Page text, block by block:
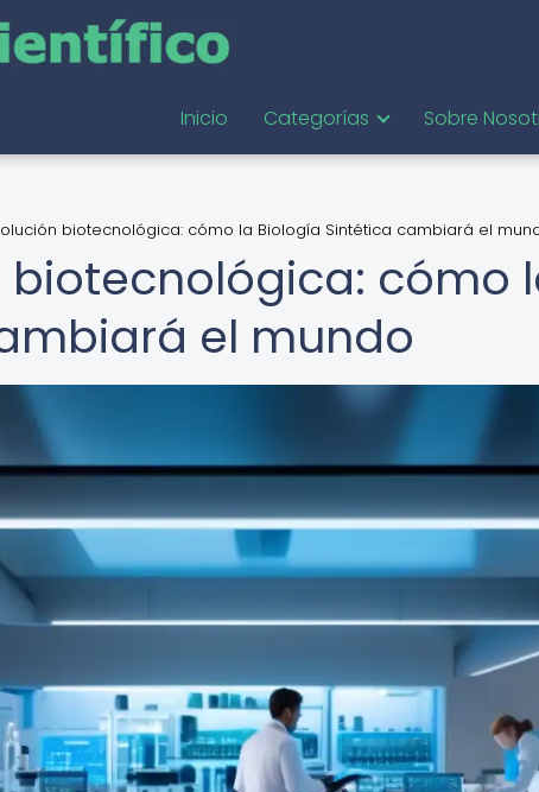
Inicio Categorías Sobre
biotecnológica: cómo la Biología Sintética cambiará el
biotecnológica: cómo
el mundo